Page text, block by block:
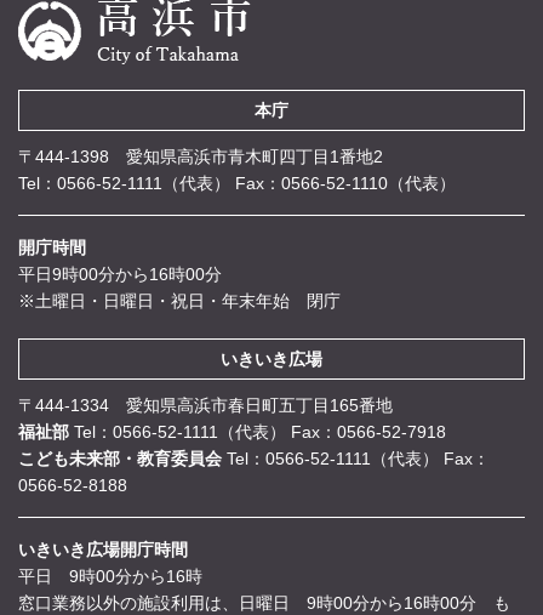
本庁
〒444-1398 愛知県高浜市青木町四丁目1番地2
Tel：0566-52-1111（代表）
Fax：0566-52-1110（代表）
開庁時間
平日9時00分から16時00分
※土曜日・日曜日・祝日・年末年始 閉庁
いきいき広場
〒444-1334 愛知県高浜市春日町五丁目165番地
福祉部 Tel：0566-52-1111（代表）
Fax：0566-52-7918
こども未来部・教育委員会 Tel：0566-52-1111（代表）
Fax：
0566-52-8188
いきいき広場開庁時間
平日 9時00分から16時
窓口業務以外の施設利用は、日曜日 9時00分から16時00分 も